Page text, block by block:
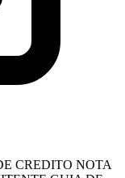
CREDITO NOTA